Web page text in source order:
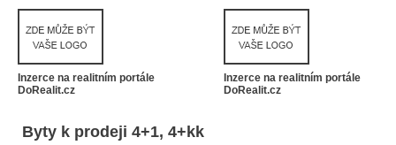
Inzerce na realitním portále
DoRealit.cz
Inzerce na realitním portále
DoRealit.cz
Byty k prodeji 4+1, 4+kk